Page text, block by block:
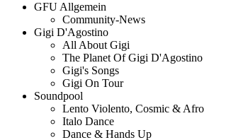
GFU Allgemein
Community-News
Gigi D'Agostino
All About Gigi
The Planet Of Gigi D'Agostino
Gigi's Songs
Gigi On Tour
Soundpool
Lento Violento, Cosmic & Afro
Italo Dance
Dance & Hands Up